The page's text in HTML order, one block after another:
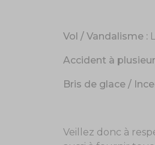
Vol / Vandalisme :
Accident à
Bris de glace /
Veillez donc à